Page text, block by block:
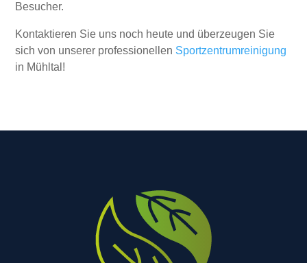
Besucher.
Kontaktieren Sie uns noch heute und überzeugen Sie
sich von unserer professionellen Sportzentrumreinigung
in Mühltal!